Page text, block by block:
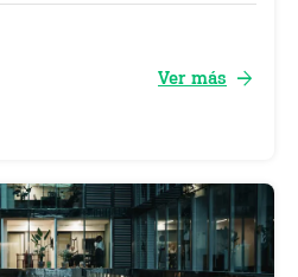
Ver más arrow_forward